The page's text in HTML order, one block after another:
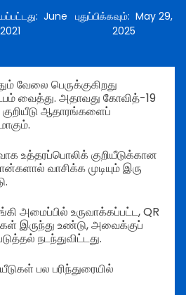
: June புதுப்பிக்கவும்: May 29,
2025
வேலை பெருக்குகிறது
வைத்து. அதாவது கோவித்-19
குறியீடு ஆதாரங்களைப்
உத்தரப்பொலிக் குறியீடுக்கான
வாசிக்க முடியும் இரு
அமைப்பில் உருவாக்கப்பட்ட, QR
இருந்து உண்டு, அவைக்குப்
நடந்துவிட்டது.
பல பரிந்துரையில்